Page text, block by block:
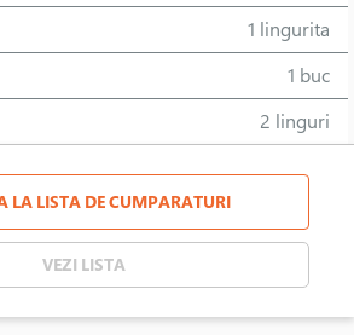
1 lingurita
1 buc
2 linguri
LA LISTA DE CUMPARATURI
VEZI LISTA